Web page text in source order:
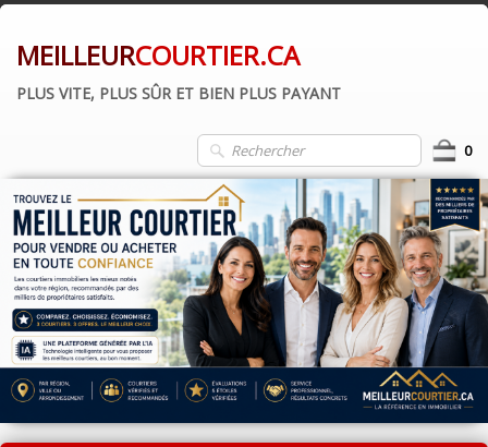
MEILLEURCOURTIER.CA
PLUS VITE, PLUS SÛR ET BIEN PLUS PAYANT
0